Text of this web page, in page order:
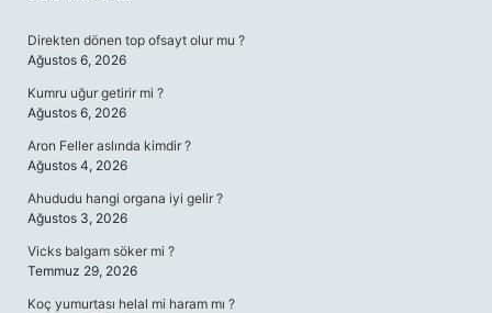
SIDEBAR
Direkten dönen top ofsayt olur mu ?
Ağustos 6, 2026
Kumru uğur getirir mi ?
Ağustos 6, 2026
Aron Feller aslında kimdir ?
Ağustos 4, 2026
Ahududu hangi organa iyi gelir ?
Ağustos 3, 2026
Vicks balgam söker mi ?
Temmuz 29, 2026
Koç yumurtası helal mi haram mı ?